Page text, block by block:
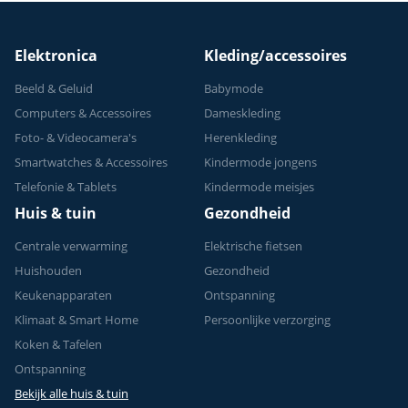
Krachttraining - Tot
Elektronica
Beeld & Geluid
Computers & Accessoires
Foto- & Videocamera's
Smartwatches & Accessoires
Telefonie & Tablets
Kleding/accessoires
Babymode
Dameskleding
Herenkleding
Kindermode jongens
Kindermode meisjes
Huis & tuin
Centrale verwarming
Huishouden
Keukenapparaten
Klimaat & Smart Home
Koken & Tafelen
Ontspanning
Bekijk alle huis & tuin
Gezondheid
Elektrische fietsen
Gezondheid
Ontspanning
Persoonlijke verzorging